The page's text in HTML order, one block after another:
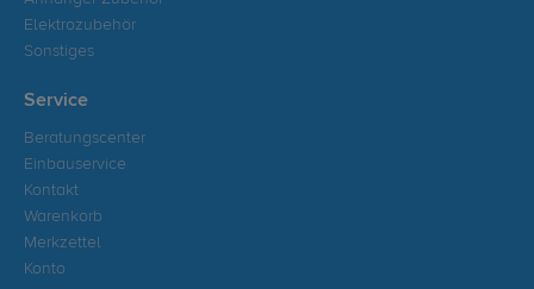
Elektrozubehör
Sonstiges
Service
Beratungscenter
Einbauservice
Kontakt
Warenkorb
Merkzettel
Konto